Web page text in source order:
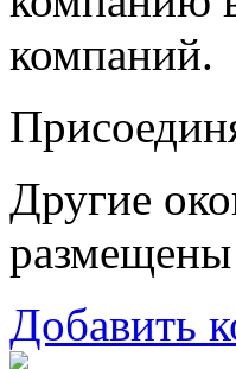
компаний.
Другие
Добавить